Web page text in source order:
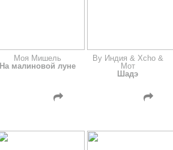
Моя Мишель
На малиновой луне
By Индия & Xcho &
Мот
Шадэ